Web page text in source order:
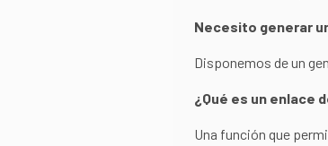
Necesito generar
Disponemos de un
¿Qué es un enlace
Una función que